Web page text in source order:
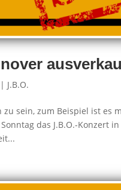
| J.B.O.
sein, zum Beispiel ist es
das J.B.O.-Konzert